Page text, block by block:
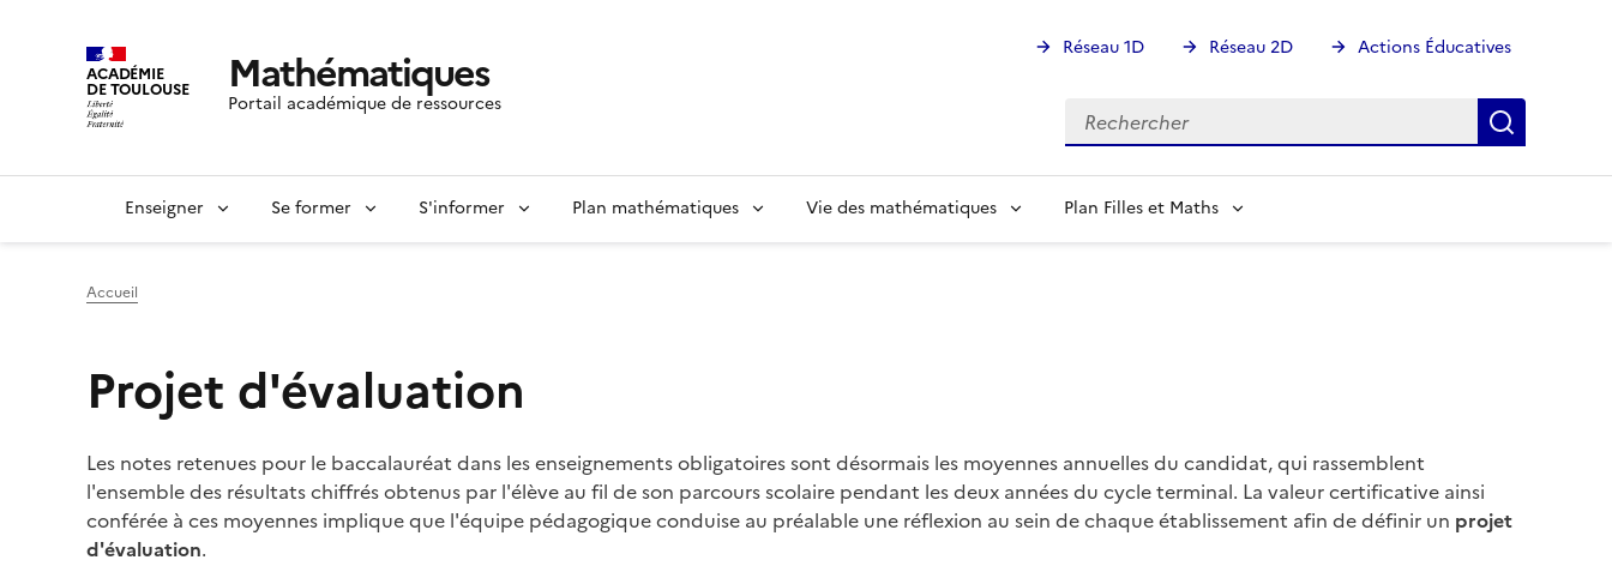
ACADÉMIE
DE TOULOUSE Mathématiques
Portail académique de ressources
Réseau 1D Réseau 2D Actions Éducatives
Rechercher
Rechercher
Enseigner Se former S'informer Plan mathématiques Vie des mathématiques Plan Filles et Maths
Accueil
Projet d'évaluation
Les notes retenues pour le baccalauréat dans les enseignements obligatoires sont désormais les moyennes annuelles du candidat, qui rassemblent
l'ensemble des résultats chiffrés obtenus par l'élève au fil de son parcours scolaire pendant les deux années du cycle terminal. La valeur certificative ainsi
conférée à ces moyennes implique que l'équipe pédagogique conduise au préalable une réflexion au sein de chaque établissement afin de définir un projet
d'évaluation.